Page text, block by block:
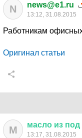
N news@e1.ru
13:12, 31.08.2015
Работникам
Оригинал статьи
М масло из под
13:17, 31.08.2015